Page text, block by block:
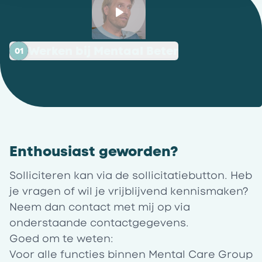
01
Enthousiast geworden?
Solliciteren kan via de sollicitatiebutton. Heb
je vragen of wil je vrijblijvend kennismaken?
Neem dan contact met mij op via
onderstaande contactgegevens.
Goed om te weten:
Voor alle functies binnen Mental Care Group